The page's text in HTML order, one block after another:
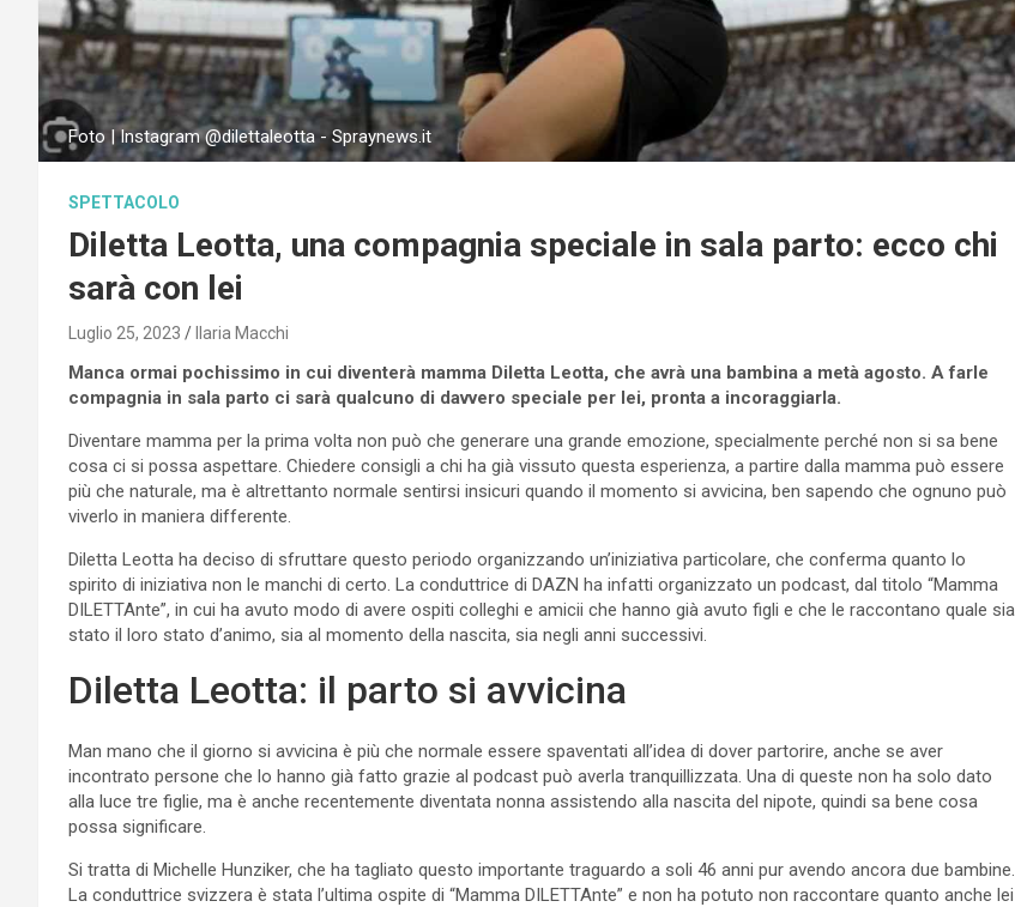
Foto | Instagram @dilettaleotta - Spraynews.it
SPETTACOLO
Diletta Leotta, una compagnia speciale in sala parto: ecco chi
sarà con lei
Luglio 25, 2023 Ilaria Macchi
Manca ormai pochissimo in cui diventerà mamma Diletta Leotta, che avrà una bambina a metà agosto. A farle
compagnia in sala parto ci sarà qualcuno di davvero speciale per lei, pronta a incoraggiarla.
Diventare mamma per la prima volta non può che generare una grande emozione, specialmente perché non si sa bene
cosa ci si possa aspettare. Chiedere consigli a chi ha già vissuto questa esperienza, a partire dalla mamma può essere
più che naturale, ma è altrettanto normale sentirsi insicuri quando il momento si avvicina, ben sapendo che ognuno può
viverlo in maniera differente.
Diletta Leotta ha deciso di sfruttare questo periodo organizzando un’iniziativa particolare, che conferma quanto lo
spirito di iniziativa non le manchi di certo. La conduttrice di DAZN ha infatti organizzato un podcast, dal titolo “Mamma
DILETTAnte”, in cui ha avuto modo di avere ospiti colleghi e amicii che hanno già avuto figli e che le raccontano quale sia
stato il loro stato d’animo, sia al momento della nascita, sia negli anni successivi.
Diletta Leotta: il parto si avvicina
Man mano che il giorno si avvicina è più che normale essere spaventati all’idea di dover partorire, anche se aver
incontrato persone che lo hanno già fatto grazie al podcast può averla tranquillizzata. Una di queste non ha solo dato
alla luce tre figlie, ma è anche recentemente diventata nonna assistendo alla nascita del nipote, quindi sa bene cosa
possa significare.
Si tratta di Michelle Hunziker, che ha tagliato questo importante traguardo a soli 46 anni pur avendo ancora due bambine.
La conduttrice svizzera è stata l’ultima ospite di “Mamma DILETTAnte” e non ha potuto non raccontare quanto anche lei